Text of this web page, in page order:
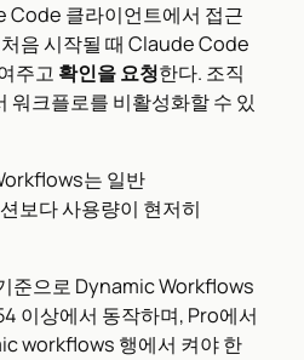
클라이언트에서 접근
음 시작될 때 Claude Code
주고 확인을 요청한다. 조직
워크플로를 비활성화할 수 있
는 일반
보다 사용량이 현저히
준으로 Dynamic Workflows
이상에서 동작하며, Pro에서
workflows 행에서 켜야 한